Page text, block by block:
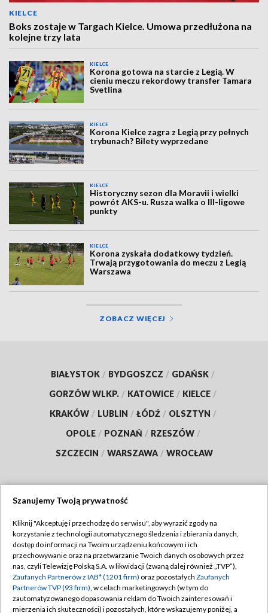
KIELCE
Boks zostaje w Targach Kielce. Umowa przedłużona na
kolejne trzy lata
KIELCE
Korona gotowa na starcie z Legią. W
cieniu meczu rekordowy transfer Tamara
Svetlina
KIELCE
Korona Kielce zagra z Legią przy pełnych
trybunach? Bilety wyprzedane
KIELCE
Historyczny sezon dla Moravii i wielki
powrót AKS-u. Rusza walka o III-ligowe
punkty
KIELCE
Korona zyskała dodatkowy tydzień.
Trwają przygotowania do meczu z Legią
Warszawa
ZOBACZ WIĘCEJ
BIAŁYSTOK / BYDGOSZCZ / GDAŃSK /
GORZÓW WLKP. / KATOWICE / KIELCE /
KRAKÓW / LUBLIN / ŁÓDŹ / OLSZTYN /
OPOLE / POZNAŃ / RZESZÓW /
SZCZECIN / WARSZAWA / WROCŁAW
TVP
Abonament TVP
Emisja w TVP
Centrum informacji TVP
Regulamin TVP
Polityka prywatności
Moje zgody
Szanujemy Twoją prywatność
Kliknij "Akceptuję i przechodzę do serwisu", aby wyrazić zgody na
korzystanie z technologii automatycznego śledzenia i zbierania danych,
dostęp do informacji na Twoim urządzeniu końcowym i ich
przechowywanie oraz na przetwarzanie Twoich danych osobowych przez
nas, czyli Telewizję Polską S.A. w likwidacji (zwaną dalej również „TVP”),
Zaufanych Partnerów z IAB* (1201 firm) oraz pozostałych Zaufanych
Partnerów TVP (93 firm), w celach marketingowych (w tym do
zautomatyzowanego dopasowania reklam do Twoich zainteresowań i
mierzenia ich skuteczności) i pozostałych, które wskazujemy poniżej, a